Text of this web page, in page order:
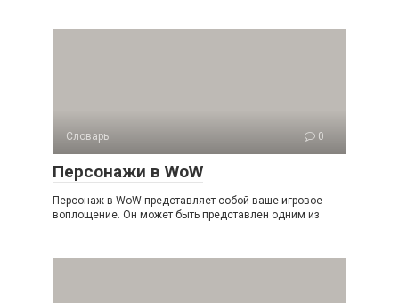
Словарь 0
Персонажи в WoW
Персонаж в WoW представляет собой ваше игровое
воплощение. Он может быть представлен одним из